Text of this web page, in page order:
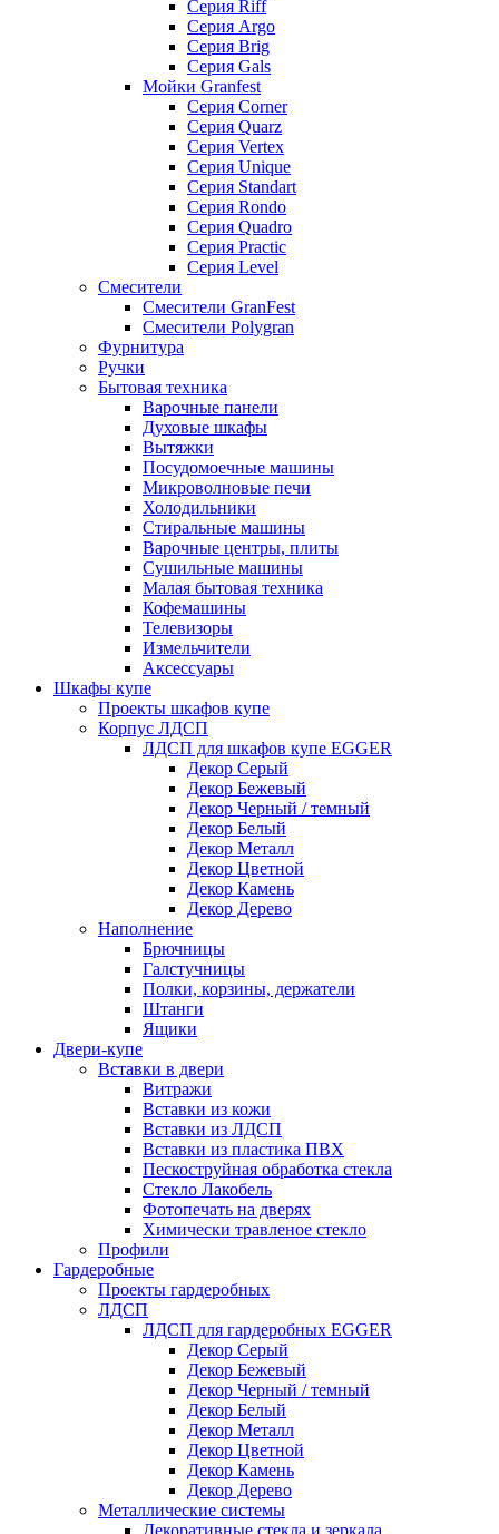
Серия Riff
Серия Argo
Серия Brig
Серия Gals
Мойки Granfest
Серия Corner
Серия Quarz
Серия Vertex
Серия Unique
Серия Standart
Серия Rondo
Серия Quadro
Серия Practic
Серия Level
Смесители
Смесители GranFest
Смесители Polygran
Фурнитура
Ручки
Бытовая техника
Варочные панели
Духовые шкафы
Вытяжки
Посудомоечные машины
Микроволновые печи
Холодильники
Стиральные машины
Варочные центры, плиты
Сушильные машины
Малая бытовая техника
Кофемашины
Телевизоры
Измельчители
Аксессуары
Шкафы купе
Проекты шкафов купе
Корпус ЛДСП
ЛДСП для шкафов купе EGGER
Декор Серый
Декор Бежевый
Декор Черный / темный
Декор Белый
Декор Металл
Декор Цветной
Декор Камень
Декор Дерево
Наполнение
Брючницы
Галстучницы
Полки, корзины, держатели
Штанги
Ящики
Двери-купе
Вставки в двери
Витражи
Вставки из кожи
Вставки из ЛДСП
Вставки из пластика ПВХ
Пескоструйная обработка стекла
Стекло Лакобель
Фотопечать на дверях
Химически травленое стекло
Профили
Гардеробные
Проекты гардеробных
ЛДСП
ЛДСП для гардеробных EGGER
Декор Серый
Декор Бежевый
Декор Черный / темный
Декор Белый
Декор Металл
Декор Цветной
Декор Камень
Декор Дерево
Металлические системы